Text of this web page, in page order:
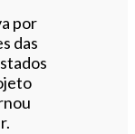
por
das